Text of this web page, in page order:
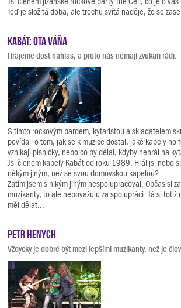
Teď je složitá doba, ale trochu svítá naděje, že se zase
Kabát: Ota Váňa
Hrajeme dost nahlas, a proto nás nemají zvukaři rádi.
S tímto rockovým bardem, kytaristou a skladatelem
povídali o tom, jak se k muzice dostal, jaké kapely ho
vznikají písničky, nebo co by dělal, kdyby nehrál na
Jsi členem kapely Kabát od roku 1989. Hrál jsi nebo
někým jiným, než se svou domovskou kapelou?
Zatím jsem s nikým jiným nespolupracoval. Občas si
muzikanty, to ale nepovažuju za spolupráci. Já si totiž
měl dělat...
Petr Henych
Vždycky je dobré být mezi lepšími muzikanty, než je